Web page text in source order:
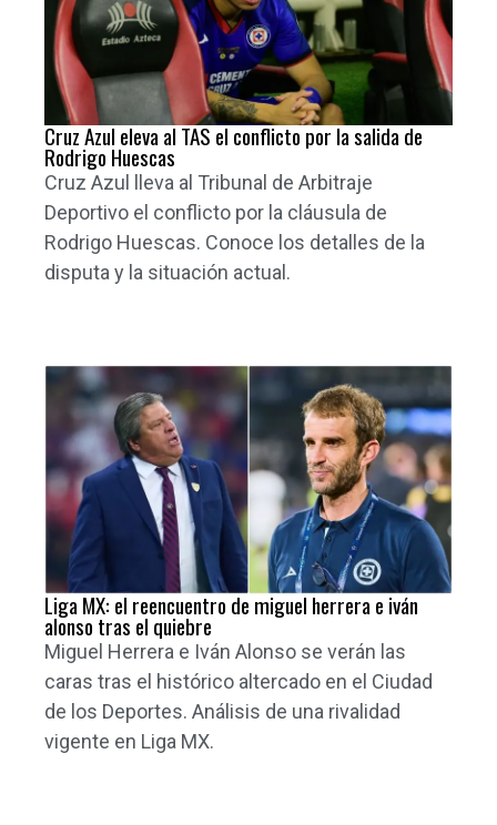
Cruz Azul eleva al TAS el conflicto por la salida de
Rodrigo Huescas
Cruz Azul lleva al Tribunal de Arbitraje
Deportivo el conflicto por la cláusula de
Rodrigo Huescas. Conoce los detalles de la
disputa y la situación actual.
Liga MX: el reencuentro de miguel herrera e iván
alonso tras el quiebre
Miguel Herrera e Iván Alonso se verán las
caras tras el histórico altercado en el Ciudad
de los Deportes. Análisis de una rivalidad
vigente en Liga MX.